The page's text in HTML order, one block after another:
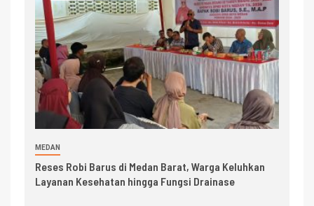
MEDAN
Reses Robi Barus di Medan Barat, Warga Keluhkan
Layanan Kesehatan hingga Fungsi Drainase